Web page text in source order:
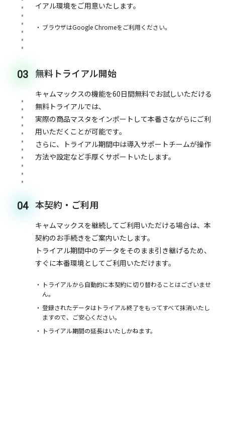
イアル環境をご用意いたします。
ブラウザはGoogle Chromeをご利用ください。
03 無料トライアル開始
キャムマックスの機能を60日間無料でお試しいただける
無料トライアルでは、
実際の商品マスタをインポートして本番さながらにご利
用いただくことが可能です。
さらに、トライアル期間中は導入サポートチームが操作
方法や設定など手厚くサポートいたします。
04 本契約・ご利用
キャムマックスを継続してご利用いただける場合は、本
契約のお手続きをご案内いたします。
トライアル期間中のデータをそのまま引き継げるため、
すぐに本番環境としてご利用いただけます。
トライアルから自動的に本契約に切り替わることはございませ
ん。
登録されたデータはトライアル終了をもってすべて抹消いたし
ますので、ご安心ください。
トライアル期間の延長はいたしかねます。